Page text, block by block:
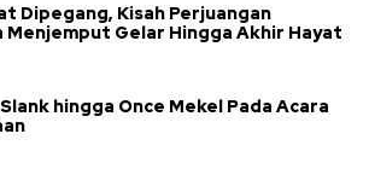
Dipegang, Kisah Perjuangan
Menjemput Gelar Hingga Akhir Hayat
hingga Once Mekel Pada Acara